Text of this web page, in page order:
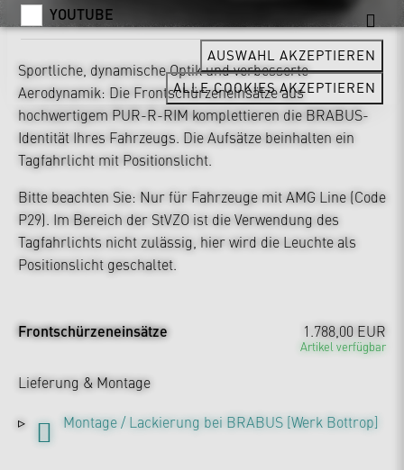
Sportliche, dynamische Optik und verbesserte
Aerodynamik: Die Frontschürzeneinsätze aus
hochwertigem PUR-R-RIM komplettieren die BRABUS-
Identität Ihres Fahrzeugs. Die Aufsätze beinhalten ein
Tagfahrlicht mit Positionslicht.
Bitte beachten Sie: Nur für Fahrzeuge mit AMG Line (Code
P29). Im Bereich der StVZO ist die Verwendung des
Tagfahrlichts nicht zulässig, hier wird die Leuchte als
Positionslicht geschaltet.
Frontschürzeneinsätze 1.788,00 EUR
Artikel verfügbar
Lieferung & Montage
Montage / Lackierung bei BRABUS [Werk Bottrop]
YOUTUBE
AUSWAHL AKZEPTIEREN
ALLE COOKIES AKZEPTIEREN